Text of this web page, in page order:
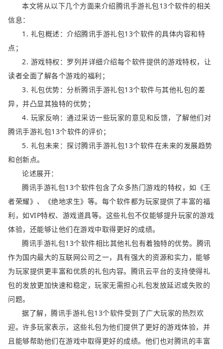
本文将从以下几个方面来介绍腾讯手游礼包13个软件的相关
信息：
1. 礼包概述：介绍腾讯手游礼包13个软件的具体内容和特
点；
2. 游戏特权：罗列并详细介绍每个软件提供的游戏特权，让
读者全面了解各个游戏的福利；
3. 礼包优势：分析腾讯手游礼包13个软件与其他礼包的差
异，并凸显其独特的优势；
4. 玩家反响：通过采访一些玩家的意见和反馈，了解他们对
腾讯手游礼包13个软件的评价；
5. 礼包未来：探讨腾讯手游礼包13个软件在未来的发展趋势
和创新点。
论述展开：
腾讯手游礼包13个软件包含了众多热门游戏的特权，如《王
者荣耀》、《绝地求生》等。每个软件都为玩家提供了丰富的福
利，如VIP特权、游戏道具等。这些礼包不仅能够提升玩家的游戏
体验，还能够让他们在游戏中取得更好的成绩。
腾讯手游礼包13个软件相比其他礼包有着独特的优势。腾讯
作为国内最大的互联网公司之一，具有强大的资源和实力，能够
为玩家提供更丰富和优质的礼包内容。腾讯云平台的支持使得礼
包的发放更加快速和稳定，玩家无需担心礼包发放延迟或失败的
问题。
据了解，腾讯手游礼包13个软件受到了广大玩家的热烈欢
迎。许多玩家表示，这些礼包为他们提供了更好的游戏体验，并
且能够帮助他们在游戏中取得更好的成绩。他们也对腾讯的丰富